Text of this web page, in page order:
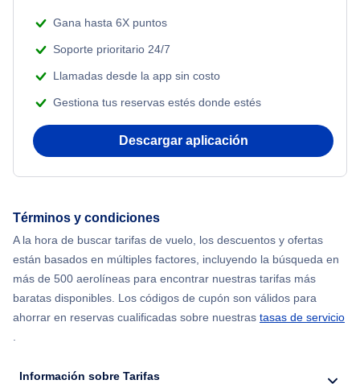
Gana hasta 6X puntos
Soporte prioritario 24/7
Llamadas desde la app sin costo
Gestiona tus reservas estés donde estés
Descargar aplicación
Términos y condiciones
A la hora de buscar tarifas de vuelo, los descuentos y ofertas
están basados en múltiples factores, incluyendo la búsqueda en
más de 500 aerolíneas para encontrar nuestras tarifas más
baratas disponibles. Los códigos de cupón son válidos para
ahorrar en reservas cualificadas sobre nuestras tasas de servicio
.
Información sobre Tarifas